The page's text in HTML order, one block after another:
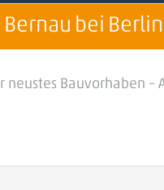
bei Berlin
Bauvorhaben –